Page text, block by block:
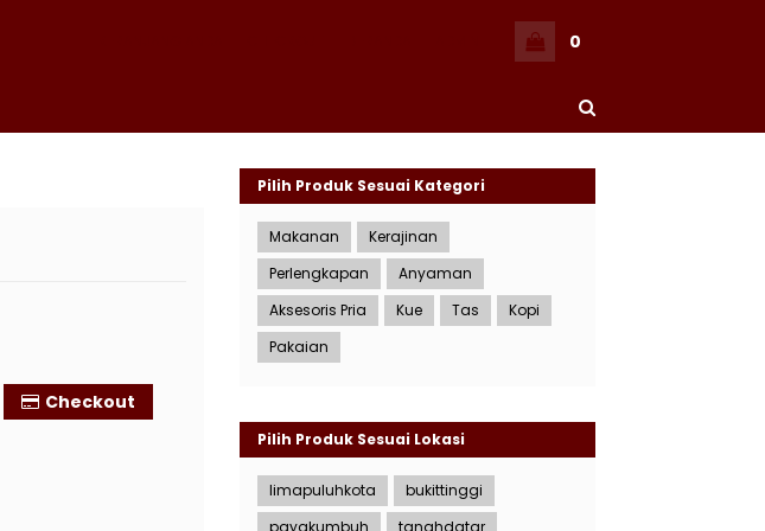
0
Checkout
Pilih Produk Sesuai Kategori
Makanan
Kerajinan
Perlengkapan
Anyaman
Aksesoris Pria
Kue Tas
Kopi
Pakaian
Pilih Produk Sesuai Lokasi
limapuluhkota
bukittinggi
payakumbuh
tanahdatar